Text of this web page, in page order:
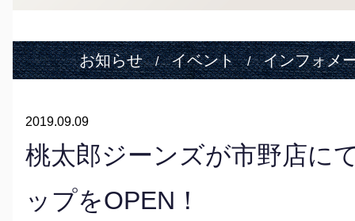
お知らせ / イベント / インフォメ
2019.09.09
桃太郎ジーンズが市野店に
ップをOPEN！